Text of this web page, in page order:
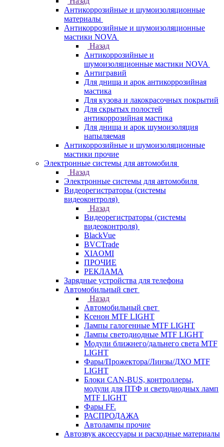
Антикоррозийные и шумоизоляционные
материалы
Антикоррозийные и шумоизоляционные
мастики NOVA
Назад
Антикоррозийные и
шумоизоляционные мастики NOVA
Антигравий
Для днища и арок антикоррозийная
мастика
Для кузова и лакокрасочных покрытий
Для скрытых полостей
антикоррозийная мастика
Для днища и арок шумоизоляция
напыляемая
Антикоррозийные и шумоизоляционные
мастики прочие
Электронные системы для автомобиля
Назад
Электронные системы для автомобиля
Видеорегистраторы (системы
видеоконтроля)
Назад
Видеорегистраторы (системы
видеоконтроля)
BlackVue
BVCTrade
XIAOMI
ПРОЧИЕ
РЕКЛАМА
Зарядные устройства для телефона
Автомобильный свет
Назад
Автомобильный свет
Ксенон MTF LIGHT
Лампы галогенные MTF LIGHT
Лампы светодиодные MTF LIGHT
Модули ближнего/дальнего света MTF
LIGHT
Фары/Прожектора/Линзы/ДХО MTF
LIGHT
Блоки CAN-BUS, контроллеры,
модули для ПТФ и светодиодных ламп
MTF LIGHT
Фары FF.
РАСПРОДАЖА
Автолампы прочие
Автозвук аксессуары и расходные материалы